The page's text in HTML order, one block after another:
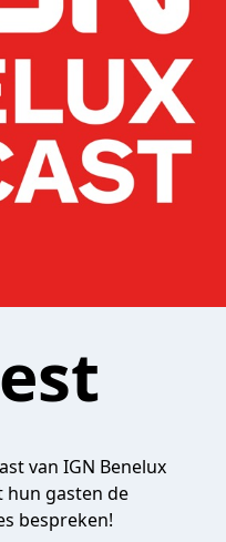
van IGN Benelux
hun gasten de
bespreken!